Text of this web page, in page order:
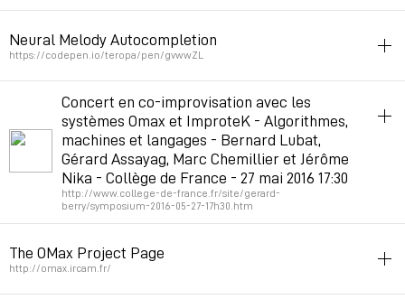
Permalink
Neural Melody Autocompletion
https://codepen.io/teropa/pen/gvwwZL
improvisation neuralnetworks
2018年2月12日 GMT+1 09:56:14
Concert en co-improvisation avec les
systèmes Omax et ImproteK - Algorithmes,
machines et langages - Bernard Lubat,
Gérard Assayag, Marc Chemillier et Jérôme
Nika - Collège de France - 27 mai 2016 17:30
http://www.college-de-france.fr/site/gerard-
berry/symposium-2016-05-27-17h30.htm
Permalink
The OMax Project Page
http://omax.ircam.fr/